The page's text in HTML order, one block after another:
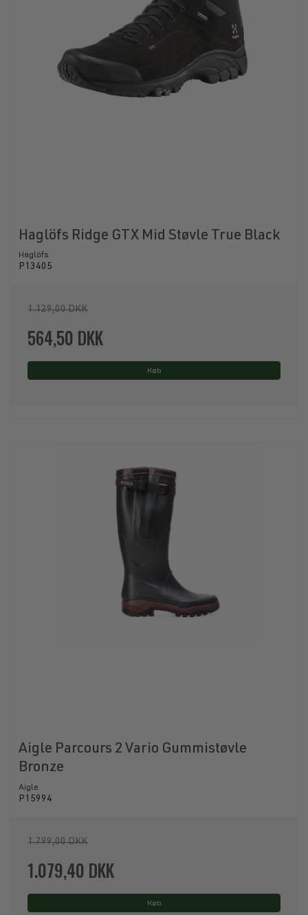
Haglöfs Ridge GTX Mid Støvle True Black
Haglöfs
P13405
1.129,00 DKK
564,50 DKK
Køb
Aigle Parcours 2 Vario Gummistøvle
Bronze
Aigle
P15994
1.799,00 DKK
1.079,40 DKK
Køb